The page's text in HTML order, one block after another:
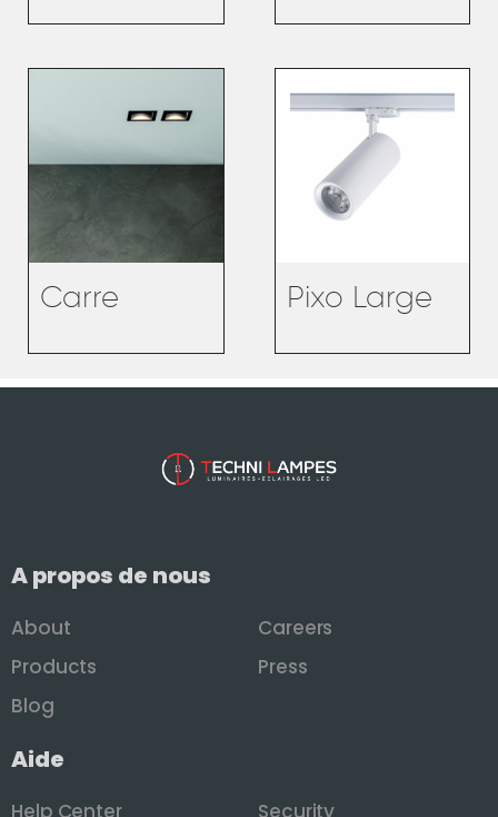
Carre Pixo Large
A propos de nous
About
Products
Blog
Careers
Press
Aide
Help Center Security